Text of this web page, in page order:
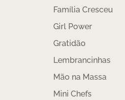
Família Cresceu
Girl Power
Gratidão
Lembrancinhas
Mão na Massa
Mini Chefs